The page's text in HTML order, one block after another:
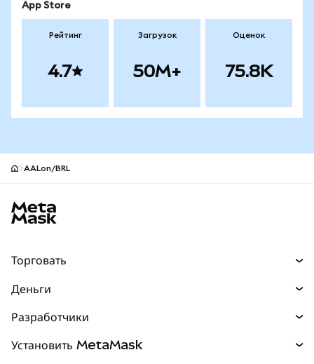
App Store
Рейтинг
4.7
Загрузок
50M+
Оценок
75.8K
AALon/BRL
Торговать
Прогнозы
Перпы НОВИНКА
Деньги
mUSD
Разработчики
Установить MetaMask